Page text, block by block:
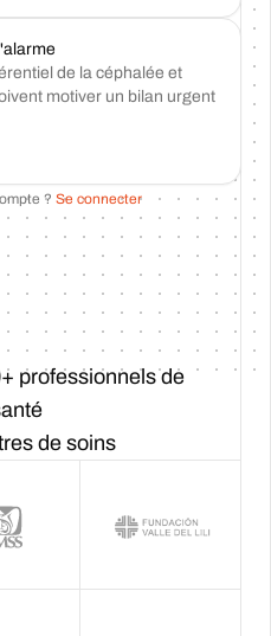
de la céphalée et
motiver un bilan urgent
? Se connecter
professionnels de
de soins